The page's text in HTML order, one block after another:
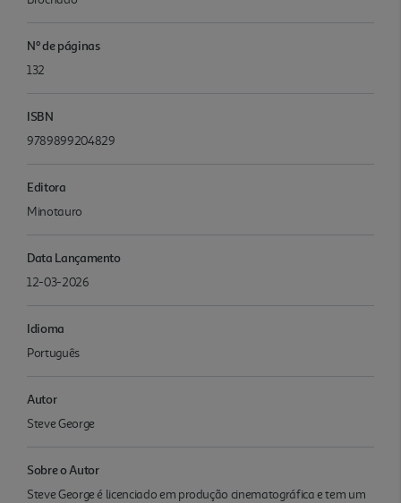
Nº de páginas
132
ISBN
9789899204829
Editora
Minotauro
Data Lançamento
12-03-2026
Idioma
Português
Autor
Steve George
Sobre o Autor
Steve George é licenciado em produção cinematográfica e tem um